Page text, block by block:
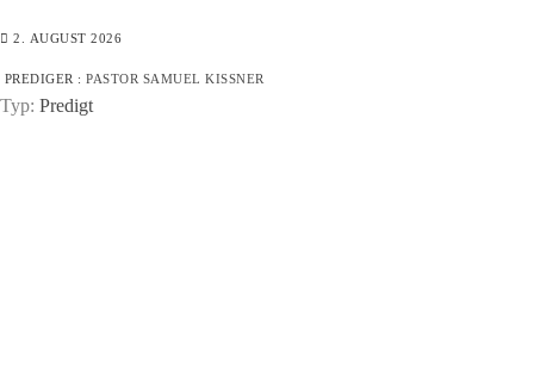
2. AUGUST 2026
PREDIGER : PASTOR SAMUEL KISSNER
Typ: Predigt